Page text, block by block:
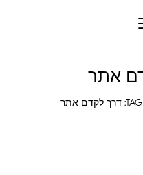
TAG: דרך לקדם אתר